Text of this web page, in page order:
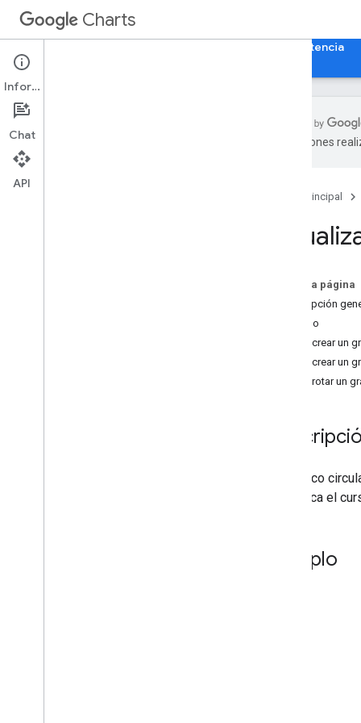
Charts
Asistencia
Descripción general
traducciones
Página principal
En esta página
Descripción
Ejemplo
Cómo crear un
Cómo crear un
Cómo rotar un
Un gráfico
se coloca el
Ejemplo
Información
Chat
API